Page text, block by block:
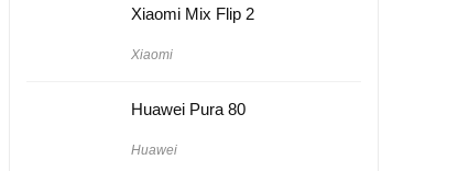
Xiaomi Mix Flip 2
Xiaomi
Huawei Pura 80
Huawei